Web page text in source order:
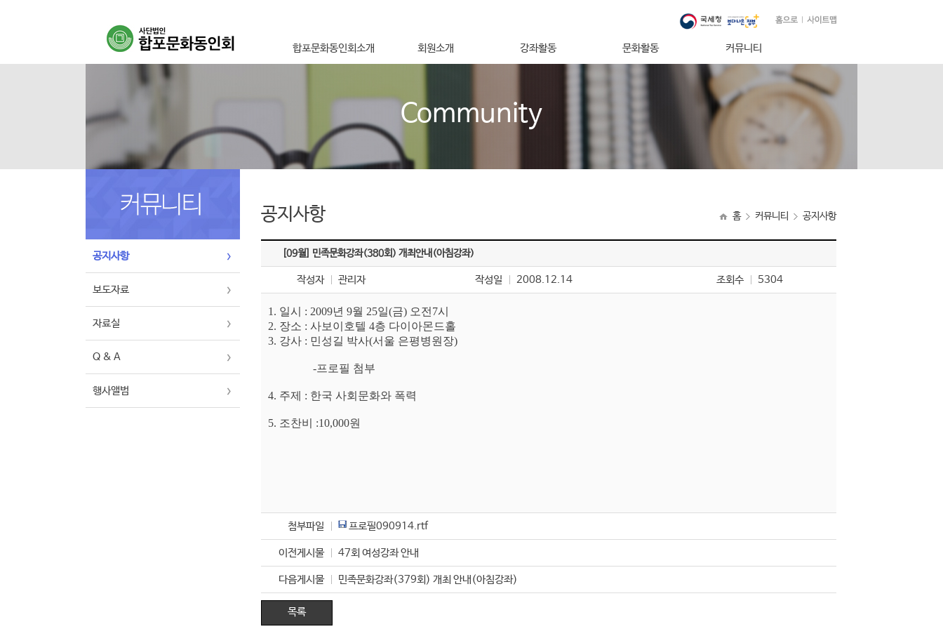
합포문화동인회소개
조직도
오시는길
회원소개
자문회원
운영회원
후원회원
일반회원
강좌활동
영리더스 강좌
여성을 위한 강좌
문화활동
야간학교 운영
커뮤니티
공지사항
보도자료
자료실
Community
공지사항
보도자료
자료실
Q & A
행사앨범
공지사항 홈 커뮤니티 공지사항
[09월] 민족문화강좌(380회) 개최안내(아침강좌)
작성자 관리자 작성일 2008.12.14 조회수 5304
1. 일시 : 2009년 9월 25일(금) 오전7시
2. 장소 : 사보이호텔 4층 다이아몬드홀
3. 강사 : 민성길 박사(서울 은평병원장)
-프로필 첨부
4. 주제 : 한국 사회문화와 폭력
5. 조찬비 :10,000원
첨부파일 프로필090914.rtf
이전게시물 47회 여성강좌 안내
다음게시물 민족문화강좌(379회) 개최 안내(아침강좌)
목록